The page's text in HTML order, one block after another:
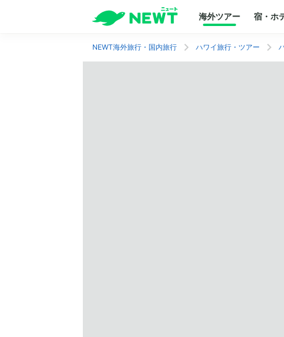
海外ツアー 宿・ホ
NEWT海外旅行・国内旅行 ハワイ旅行・ツアー